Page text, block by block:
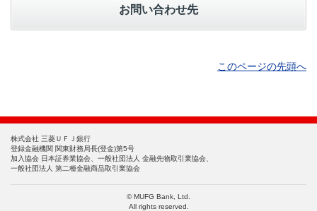
お問い合わせ先
このページの先頭へ
株式会社 三菱ＵＦＪ銀行
登録金融機関 関東財務局長(登金)第5号
加入協会 日本証券業協会、一般社団法人 金融先物取引業協会、
一般社団法人 第二種金融商品取引業協会
© MUFG Bank, Ltd.
All rights reserved.